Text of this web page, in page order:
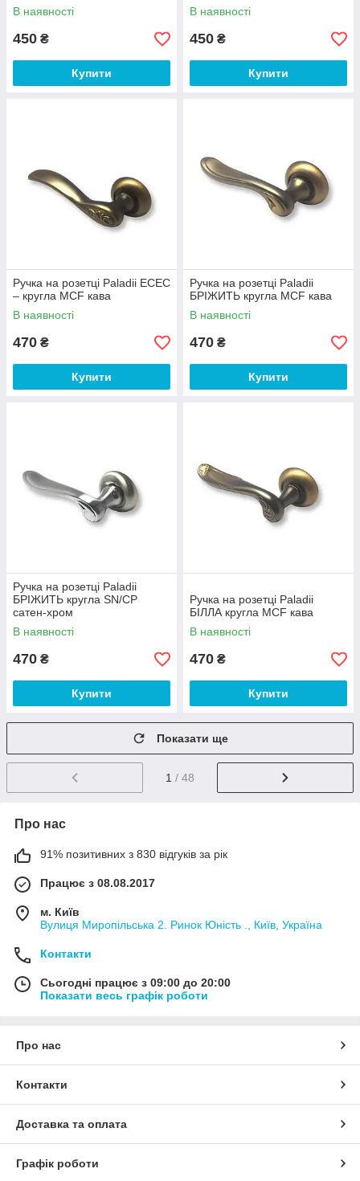
В наявності
450 ₴
Купити
В наявності
450 ₴
Купити
Ручка на розетці Paladii ECEC
– кругла MCF кава
В наявності
470 ₴
Купити
Ручка на розетці Paladii
БРІЖИТЬ кругла MCF кава
В наявності
470 ₴
Купити
Ручка на розетці Paladii
БРІЖИТЬ кругла SN/CP
сатен-хром
В наявності
470 ₴
Купити
Ручка на розетці Paladii
БІЛЛА кругла MCF кава
В наявності
470 ₴
Купити
Показати ще
1 / 48
Про нас
91% позитивних з 830 відгуків за рік
Працює з 08.08.2017
м. Київ
Вулиця Миропільська 2. Ринок Юність ., Київ, Україна
Контакти
Сьогодні працює з 09:00 до 20:00
Показати весь графік роботи
Про нас
Контакти
Доставка та оплата
Графік роботи